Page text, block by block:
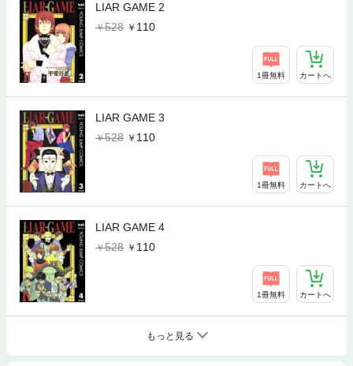
LIAR GAME 2
528
110
1冊無料 カートへ
LIAR GAME 3
528
110
1冊無料 カートへ
LIAR GAME 4
528
110
1冊無料 カートへ
もっと見る